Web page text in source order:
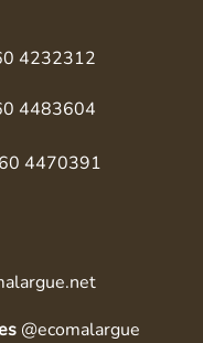
4232312
4483604
4470391
@ecomalargue